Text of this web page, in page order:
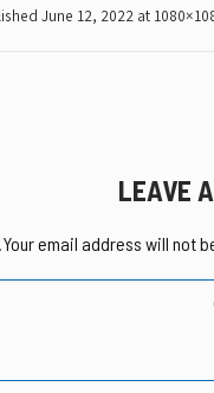
June 12, 2022 at
LEAVE
Your email address will not